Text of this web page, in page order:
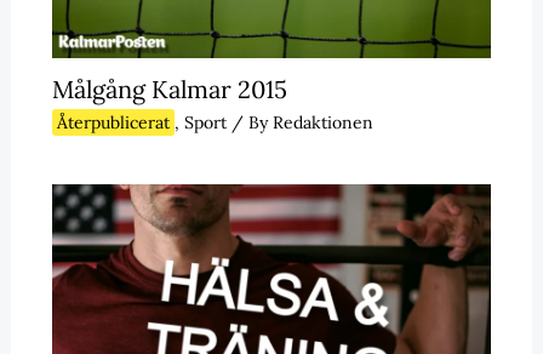
Målgång Kalmar 2015
Återpublicerat , Sport/ ByRedaktionen